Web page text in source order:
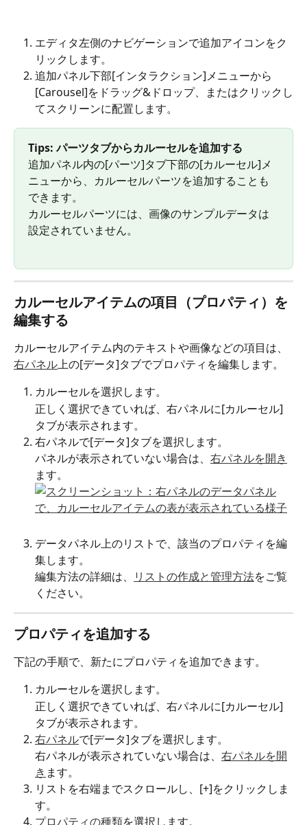
エディタ左側のナビゲーションで追加アイコンをク
リックします。
追加パネル下部[インタラクション]メニューから
[Carousel]をドラッグ&ドロップ、またはクリックし
てスクリーンに配置します。
Tips: パーツタブからカルーセルを追加する
追加パネル内の[パーツ]タブ下部の[カルーセル]メ
ニューから、カルーセルパーツを追加することも
できます。
カルーセルパーツには、画像のサンプルデータは
設定されていません。
カルーセルアイテムの項目（プロパティ）を
編集する
カルーセルアイテム内のテキストや画像などの項目は、
右パネル上の[データ]タブでプロパティを編集します。
カルーセルを選択します。
正しく選択できていれば、右パネルに[カルーセル]
タブが表示されます。
右パネルで[データ]タブを選択します。
パネルが表示されていない場合は、 右パネルを開き
ます。
データパネル上のリストで、該当のプロパティを編
集します。
編集方法の詳細は、
リストの作成と管理方法をご覧
ください。
プロパティを追加する
下記の手順で、新たにプロパティを追加できます。
カルーセルを選択します。
正しく選択できていれば、右パネルに[カルーセル]
タブが表示されます。
右パネルで[データ]タブを選択します。
右パネルが表示されていない場合は、 右パネルを開
き ます。
リストを右端までスクロールし、[+]をクリックしま
す。
プロパティの種類を選択します。